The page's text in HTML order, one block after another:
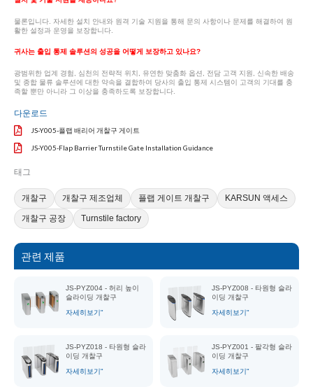
물론입니다. 자세한 설치 안내와 원격 기술 지원을 통해 문의 사항이나 문제를 해결하여 원
활한 설정과 운영을 보장합니다.
귀사는 출입 통제 솔루션의 성공을 어떻게 보장하고 있나요?
광범위한 업계 경험, 심천의 전략적 위치, 유연한 맞춤화 옵션, 전담 고객 지원, 신속한 배송
및 종합 물류 솔루션에 대한 약속을 결합하여 당사의 출입 통제 시스템이 고객의 기대를 충
족할 뿐만 아니라 그 이상을 충족하도록 보장합니다.
다운로드
JS-Y005-플랩 배리어 개찰구 게이트
JS-Y005-Flap Barrier Turnstile Gate Installation Guidance
태그
개찰구 개찰구 제조업체 플랩 게이트 개찰구 KARSUN 액세스
개찰구 공장 Turnstile factory
관련 제품
JS-PYZ004 - 허리 높이
슬라이딩 개찰구
자세히보기"
JS-PYZ008 - 타원형 슬라
이딩 개찰구
자세히보기"
JS-PYZ018 - 타원형 슬라
이딩 개찰구
자세히보기"
JS-PYZ001 - 팔각형 슬라
이딩 개찰구
자세히보기"